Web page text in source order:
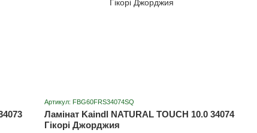
Артикул: FBG60FRS34074SQ
Ламінат Kaindl NATURAL TOUCH 10.0 34074
Гікорі Джорджия